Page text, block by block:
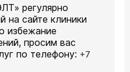
регулярно
на сайте клиники
избежание
просим вас
по телефону: +7